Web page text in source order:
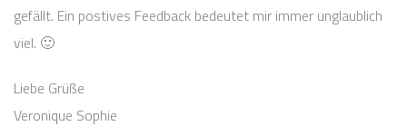
gefällt. Ein postives Feedback bedeutet mir immer unglaublich
viel. 🙂
Liebe Grüße
Veronique Sophie